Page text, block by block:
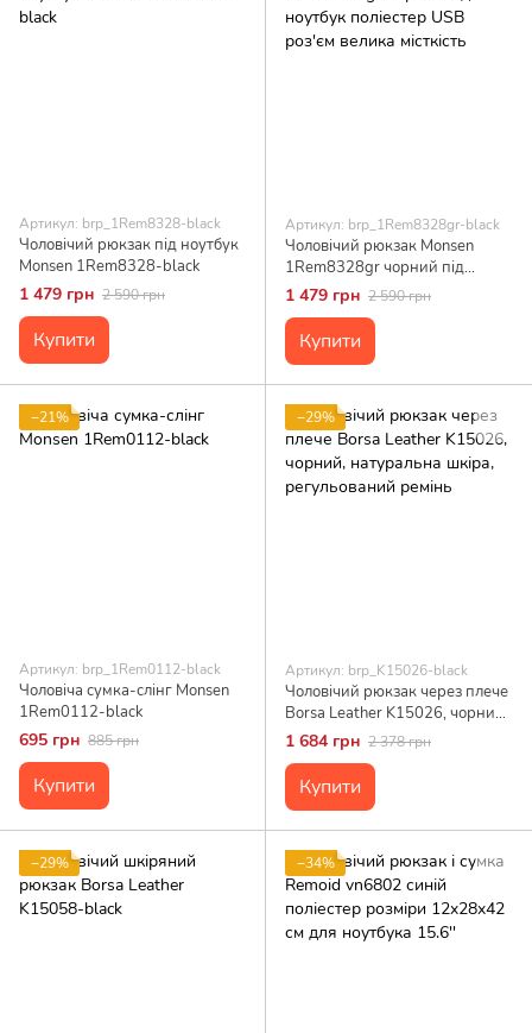
Артикул: brp_1Rem8328-black
Чоловічий рюкзак під ноутбук
Monsen 1Rem8328-black
1 479 грн 2 590 грн
Купити
Артикул: brp_1Rem8328gr-black
Чоловічий рюкзак Monsen
1Rem8328gr чорний під
ноутбук поліестер USB роз'єм
велика місткість
1 479 грн 2 590 грн
Купити
−21%
Артикул: brp_1Rem0112-black
Чоловіча сумка-слінг Monsen
1Rem0112-black
695 грн 885 грн
Купити
−29%
Артикул: brp_K15026-black
Чоловічий рюкзак через плече
Borsa Leather K15026, чорний,
натуральна шкіра,
регульований ремінь
1 684 грн 2 378 грн
Купити
−29% −34%